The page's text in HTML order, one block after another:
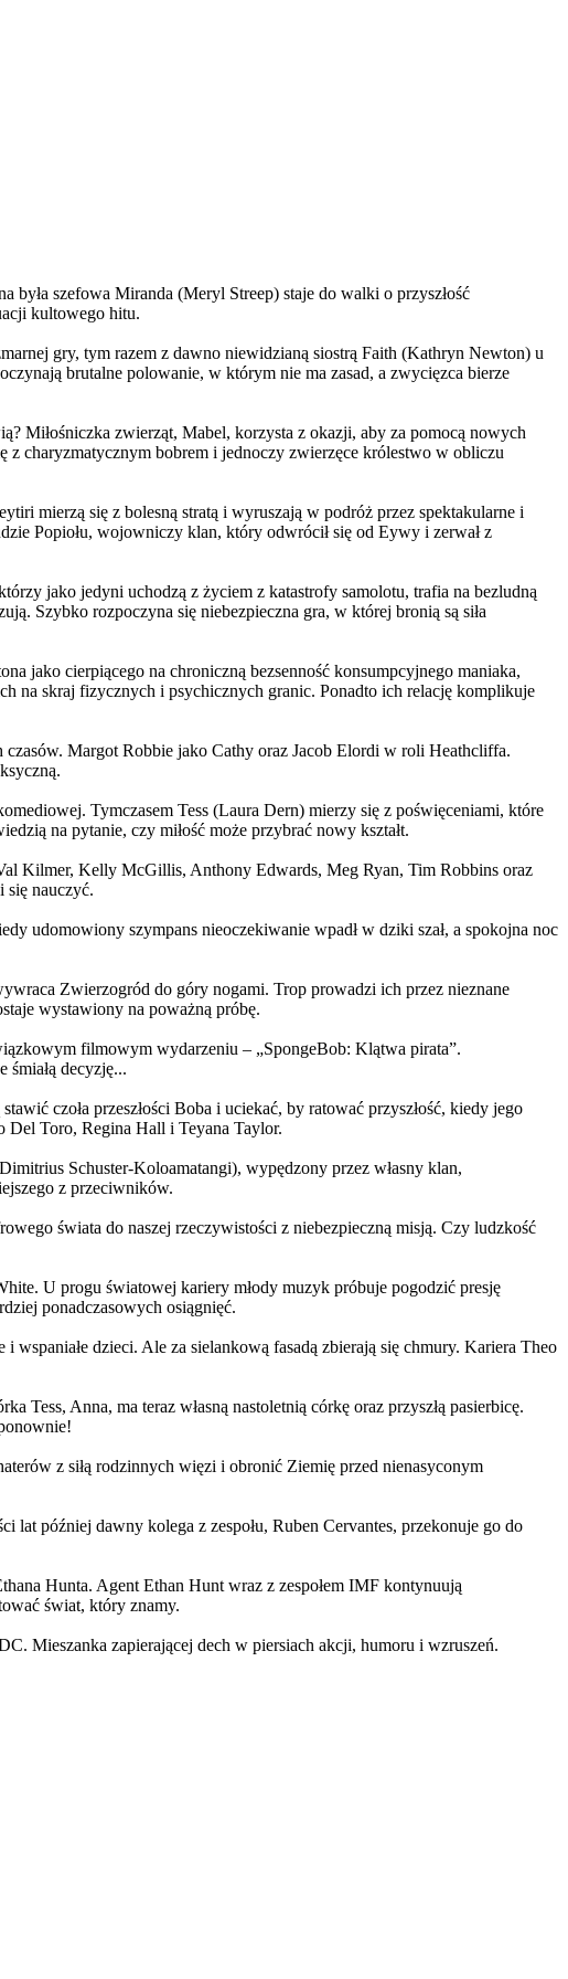
była szefowa Miranda (Meryl Streep) staje do walki o przyszłość
kultowego hitu.
gry, tym razem z dawno niewidzianą siostrą Faith (Kathryn Newton) u
brutalne polowanie, w którym nie ma zasad, a zwycięzca bierze
Miłośniczka zwierząt, Mabel, korzysta z okazji, aby za pomocą nowych
z charyzmatycznym bobrem i jednoczy zwierzęce królestwo w obliczu
mierzą się z bolesną stratą i wyruszają w podróż przez spektakularne i
Popiołu, wojowniczy klan, który odwrócił się od Eywy i zerwał z
jako jedyni uchodzą z życiem z katastrofy samolotu, trafia na bezludną
Szybko rozpoczyna się niebezpieczna gra, w której bronią są siła
jako cierpiącego na chroniczną bezsenność konsumpcyjnego maniaka,
na skraj fizycznych i psychicznych granic. Ponadto ich relację komplikuje
Margot Robbie jako Cathy oraz Jacob Elordi w roli Heathcliffa.
Tymczasem Tess (Laura Dern) mierzy się z poświęceniami, które
na pytanie, czy miłość może przybrać nowy kształt.
Kilmer, Kelly McGillis, Anthony Edwards, Meg Ryan, Tim Robbins oraz
się nauczyć.
udomowiony szympans nieoczekiwanie wpadł w dziki szał, a spokojna noc
Zwierzogród do góry nogami. Trop prowadzi ich przez nieznane
wystawiony na poważną próbę.
filmowym wydarzeniu – „SpongeBob: Klątwa pirata”.
decyzję...
czoła przeszłości Boba i uciekać, by ratować przyszłość, kiedy jego
Del Toro, Regina Hall i Teyana Taylor.
Schuster-Koloamatangi), wypędzony przez własny klan,
z przeciwników.
świata do naszej rzeczywistości z niebezpieczną misją. Czy ludzkość
U progu światowej kariery młody muzyk próbuje pogodzić presję
ponadczasowych osiągnięć.
dzieci. Ale za sielankową fasadą zbierają się chmury. Kariera Theo
Anna, ma teraz własną nastoletnią córkę oraz przyszłą pasierbicę.
z siłą rodzinnych więzi i obronić Ziemię przed nienasyconym
później dawny kolega z zespołu, Ruben Cervantes, przekonuje go do
Hunta. Agent Ethan Hunt wraz z zespołem IMF kontynuują
świat, który znamy.
Mieszanka zapierającej dech w piersiach akcji, humoru i wzruszeń.